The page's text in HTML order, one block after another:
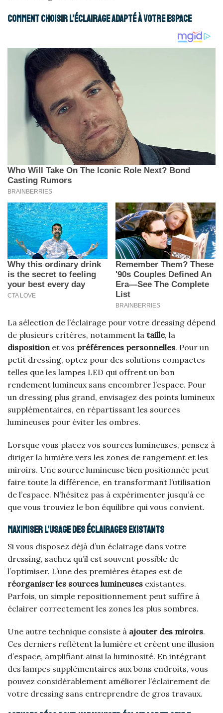
Comment choisir l’éclairage adapté à votre espace
La sélection de l’éclairage pour votre dressing dépend
de plusieurs critères, notamment la taille, la
disposition et vos préférences personnelles. Pour un
petit dressing, optez pour des solutions compactes
telles que les lampes LED qui offrent un bon
rendement lumineux sans encombrer l’espace. Pour
un dressing plus grand, envisagez des points lumineux
supplémentaires, en répartissant les sources
lumineuses pour éviter les ombres.
Lorsque vous placez vos sources lumineuses, pensez à
diriger la lumière vers les zones de rangement et les
miroirs. Une source lumineuse bien positionnée peut
faire toute la différence, en transformant l’utilisation
de l’espace. N’hésitez pas à expérimenter jusqu’à ce
que vous trouviez le bon équilibre qui vous convient.
Maximiser l’usage des éclairages existants
Si vous disposez déjà d’un éclairage dans votre
dressing, sachez qu’il est souvent possible de
l’optimiser. L’une des premières étapes est de
réorganiser les sources lumineuses existantes.
Parfois, un simple repositionnement peut suffire à
éclairer correctement les zones les plus sombres.
Une autre technique consiste à ajouter des miroirs.
Ces derniers reflètent la lumière et créent une illusion
d’espace, amplifiant ainsi la luminosité. En intégrant
des lampes supplémentaires aux bons endroits, vous
pouvez considérablement améliorer l’éclairement de
votre dressing sans entreprendre de gros travaux.